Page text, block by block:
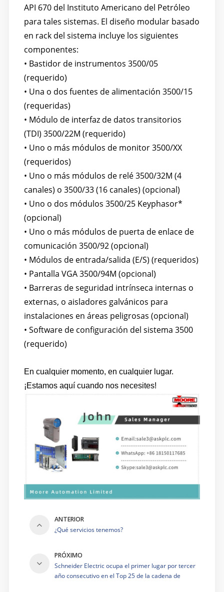
API 670 del Instituto Americano del Petróleo
para tales sistemas. El diseño modular basado
en rack del sistema incluye los siguientes
componentes:
• Bastidor de instrumentos 3500/05
(requerido)
• Una o dos fuentes de alimentación 3500/15
(requeridas)
• Módulo de interfaz de datos transitorios
(TDI) 3500/22M (requerido)
• Uno o más módulos de monitor 3500/XX
(requeridos)
• Uno o más módulos de relé 3500/32M (4
canales) o 3500/33 (16 canales) (opcional)
• Uno o dos módulos 3500/25 Keyphasor*
(opcional)
• Uno o más módulos de puerta de enlace de
comunicación 3500/92 (opcional)
• Módulos de entrada/salida (E/S) (requeridos)
• Pantalla VGA 3500/94M (opcional)
• Barreras de seguridad intrínseca internas o
externas, o aisladores galvánicos para
instalaciones en áreas peligrosas (opcional)
• Software de configuración del sistema 3500
(requerido)
En cualquier momento, en cualquier lugar.
¡Estamos aquí cuando nos necesites!
ANTERIOR
¿Qué servicios tenemos?
PRÓXIMO
Schneider Electric ocupa el primer lugar por tercer
año consecutivo en el Top 25 de la cadena de